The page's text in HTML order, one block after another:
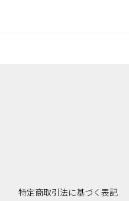
特定商取引法に基づく表記